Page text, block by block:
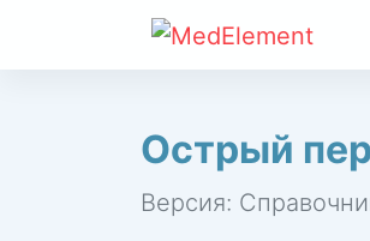
Острый
Версия: